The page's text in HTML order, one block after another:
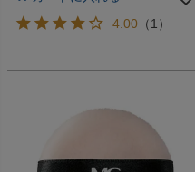
4.00 （1 ）